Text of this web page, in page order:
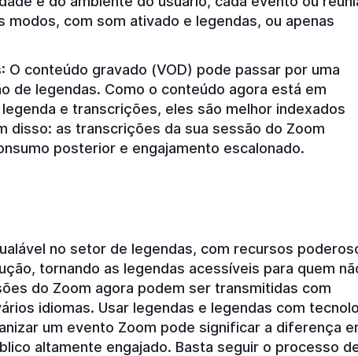
com som ativado e legendas, ou apenas
: O conteúdo gravado (VOD) pode passar por uma
de legendas. Como o conteúdo agora está em
e transcrições, eles são melhor indexados
disso: as transcrições da sua sessão do Zoom
posterior e engajamento escalonado.
no setor de legendas, com recursos
tornando as legendas acessíveis para quem
do Zoom agora podem ser transmitidas com
idiomas. Usar legendas e legendas com
um evento Zoom pode significar a diferença
altamente engajado. Basta seguir o processo